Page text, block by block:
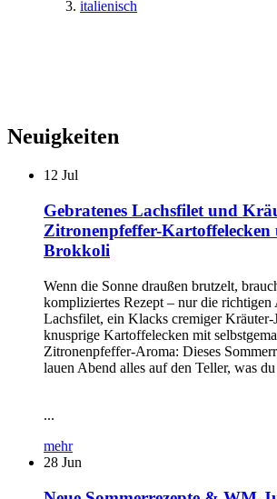
italienisch
Neuigkeiten
12 Jul
Gebratenes Lachsfilet und
Zitronenpfeffer-
Brokkoli
Wenn die Sonne draußen brutzelt,
kompliziertes Rezept – nur die richtigen
Lachsfilet, ein Klacks cremiger Kräuter-
knusprige Kartoffelecken mit
Zitronenpfeffer-Aroma: Dieses
lauen Abend alles auf den Teller, was
...
mehr
28 Jun